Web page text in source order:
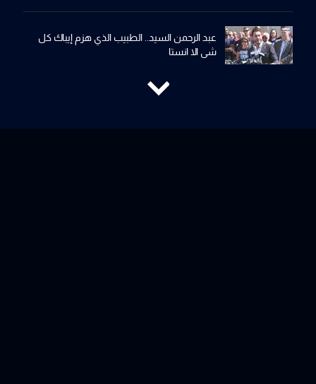
عبد الرحمن السيد.. الطبيب الذي هزم إيباك كل
شي الا انستا